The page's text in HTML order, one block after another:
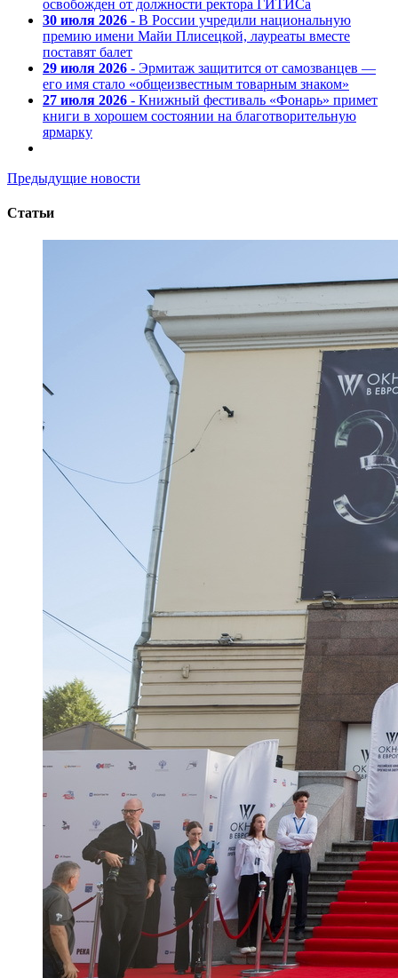
освобожден от должности ректора ГИТИСа
30 июля 2026 - В России учредили национальную
премию имени Майи Плисецкой, лауреаты вместе
поставят балет
29 июля 2026 - Эрмитаж защитится от самозванцев —
его имя стало «общеизвестным товарным знаком»
27 июля 2026 - Книжный фестиваль «Фонарь» примет
книги в хорошем состоянии на благотворительную
ярмарку
Предыдущие новости
Статьи